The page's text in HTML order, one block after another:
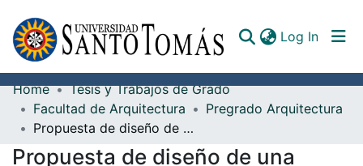
Log In
Communities & Collections
All of DSpace
Home
Tesis y Trabajos de Grado
Facultad de Arquitectura
Pregrado Arquitectura
Propuesta de diseño de una plaza de mercado satélite para el municipio de Piedecuesta Santander
Propuesta de diseño de una